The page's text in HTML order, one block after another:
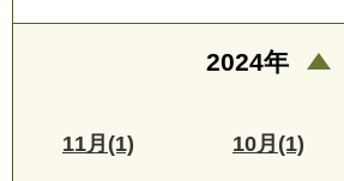
2024年
11月(1) 10月(1)